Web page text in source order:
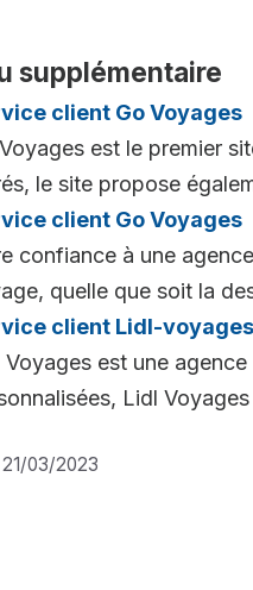
supplémentaire
client Go Voyages
est le premier
le site propose
client Go Voyages
confiance à une
quelle que soit la
client Lidl-voyages
Voyages est une
Lidl
21/03/2023